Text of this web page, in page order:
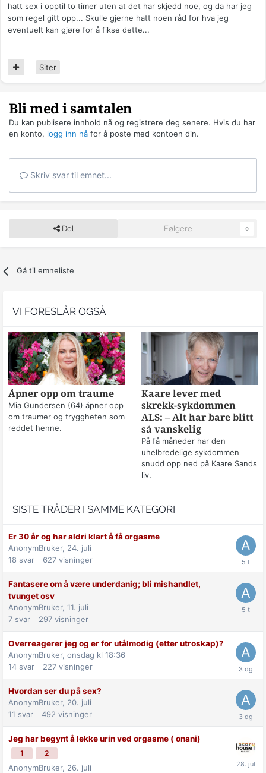
hatt sex i opptil to timer uten at det har skjedd noe, og da har jeg
som regel gitt opp... Skulle gjerne hatt noen råd for hva jeg
eventuelt kan gjøre for å fikse dette...
Siter
Bli med i samtalen
Du kan publisere innhold nå og registrere deg senere. Hvis du har
en konto, logg inn nå for å poste med kontoen din.
Skriv svar til emnet...
Del Følgere 0
Gå til emneliste
VI FORESLÅR OGSÅ
Åpner opp om traume
Mia Gundersen (64) åpner opp
om traumer og tryggheten som
reddet henne.
Kaare lever med
skrekk-sykdommen
ALS: – Alt har bare blitt
så vanskelig
På få måneder har den
uhelbredelige sykdommen
snudd opp ned på Kaare Sands
liv.
SISTE TRÅDER I SAMME KATEGORI
Er 30 år og har aldri klart å få orgasme
AnonymBruker, 24. juli
18 svar 627 visninger
Fantasere om å være underdanig; bli mishandlet,
tvunget osv
AnonymBruker, 11. juli
7 svar 297 visninger
Overreagerer jeg og er for utålmodig (etter utroskap)?
AnonymBruker, onsdag kl 18:36
14 svar 227 visninger
Hvordan ser du på sex?
AnonymBruker, 20. juli
11 svar 492 visninger
Jeg har begynt å lekke urin ved orgasme ( onani)
1 2
AnonymBruker, 26. juli